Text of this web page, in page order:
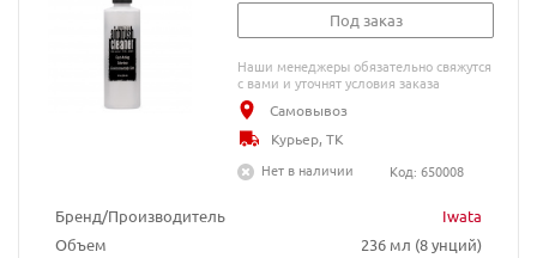
Бренд/Производитель
Iwata
Объем
236 мл (8 унций)
Под заказ
Наши менеджеры обязательно свяжутся
с вами и уточнят условия заказа
Самовывоз
Курьер, ТК
Нет в наличии
Код: 650008